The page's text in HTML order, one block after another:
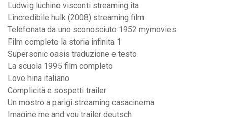
Ludwig luchino visconti streaming ita
Lincredibile hulk (2008) streaming film
Telefonata da uno sconosciuto 1952 mymovies
Film completo la storia infinita 1
Supersonic oasis traduzione e testo
La scuola 1995 film completo
Love hina italiano
Complicità e sospetti trailer
Un mostro a parigi streaming casacinema
Imagine me and you trailer deutsch